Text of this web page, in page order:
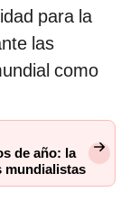
para la
las
como
de año: la
mundialistas